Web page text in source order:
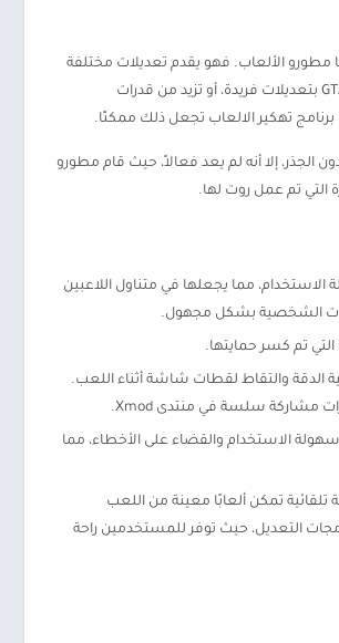
مطورو الألعاب. فهو يقدم تعديلات مختلفة
للألعاب، مما يسمح لك بتعديل طريقة اللعب بطرق مثيرة. تخيل أنك تلعب سلسلة GTA بتعديلات فريدة، أو تزيد من قدرات
تهكير الالعاب تجعل ذلك ممكنًا.
الجذر، إلا أنه لم يعد فعالاً، حيث قام مطورو
التي تم عمل روت لها.
مما يجعلها في متناول اللاعبين
الشخصية بشكل مجهول.
والتقاط لقطات شاشة أثناء اللعب.
الاستخدام والقضاء على الأخطاء، مما
تلقائية تمكن ألعابًا معينة من اللعب
التعديل، حيث توفر للمستخدمين راحة